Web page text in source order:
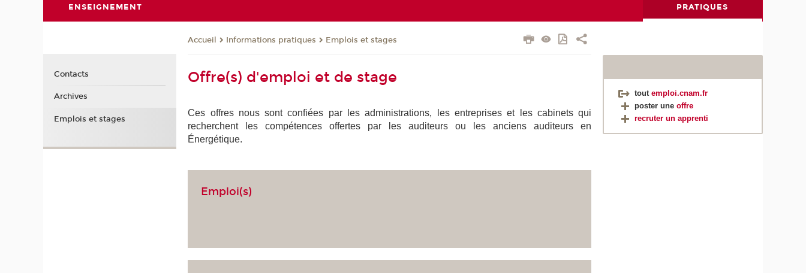
ENSEIGNEMENT
PRATIQUES
Accueil Informations pratiques Emplois et stages
Offre(s) d'emploi et de stage
Ces offres nous sont confiées par les administrations, les entreprises et les cabinets qui
recherchent les compétences offertes par les auditeurs ou les anciens auditeurs en
Énergétique.
Emploi(s)
toutemploi.cnam.fr
poster uneoffre
recruter un apprenti
Contacts
Archives
Emplois et stages